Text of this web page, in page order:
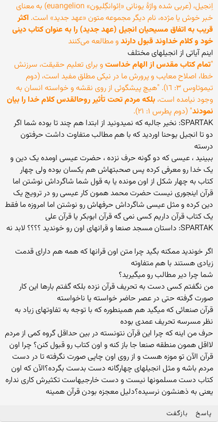
اِنجیل، (عربی شده واژهٔ یونانی «اِئوانگِلیون» euangelion) به معنای
خبر خوش یا مژده، نام دیگر مجموعه متون «عهد جدید» است. اکثر
قریب به اتفاق مسیحیان انجیل (عهد جدید) را به عنوان کتاب دینی
خود و کلام خداوند قبول دارندو مطالعه می‌کنند
اینم آیاتی از انجیلهای مختلف
"تمام کتاب مقدس از الهام خداستو برای تعليم حقيقت، سرزنش
خطا، اصلاح معايب و پرورش ما در نيکی مطلق مفيد است، (دوم
تيموتاوس ٣: ١٦). "هيچ پيشگوئی از روی نقشه و خواسته انسان به
وجود نيامده است، بلکه مردم تحت تأثير روحالقدس کلام خدا را بيان
نمودند" (دوم پطرس ١: ٢١).
SPARTAK: نخیر جالبه که نمیدونید از ابتدا هم چند تا بوده شما اگر
دو تا انجیل یوحنا اوردید که با هم مطالب متفاوت داشت حرفتون
درسته
ببینید ، عیسی که دو گونه حرف نزده ، حضرت عیسی اومده یک دین و
یک خدا رو معرفی کرده پس صحبتهاش هم یکسان بوده ولی چهار
کتاب به چهار شکل از اون مونده یا به قول شما شاگرداش نوشتن اما
قرآن اینجوری نیست حضرت محمد همون کار عیسی رو در ترویج یک
دین کرده و مثل عیسی شاگرداش حرفهاش رو نوشتن اما امروزه ما فقط
یک کتاب قرآن داریم کسی نمی گه قرآن ابوبکر یا قرآن علی
SPARTAK: داستان مسجد صنعا و قرانهای اون رو خوندید ؟؟؟؟ لابد نه
اگر خوندید ممکنه بگید چرا متن اون قرانها که همه هم دارای قدمت
زیادی هستند با هم متفاوته
شما چرا دیر مطالب رو میگیرید؟
من نگفتم کسی دست به تحریف قرآن نزده بلکه گفتم بارها این کار
صورت گرفته حتی در عصر حاضر خواسته یا ناخواسته
قرآن صنعائی که میگید هم همینطوره که با توجه به تفاوتهای زیاد به
نظر مسرسه تحریف عمدی بوده
حرف من اینه که چرا این قرآن نتونسته در بین حداقل گروه کمی از مردم
لااقل همون منطقه صنعا جا باز کنه و اون کتاب رو قبول کنن؟ چرا اون
قرآن الآن تو موزه هست و از روی اون چاپی صورت نگرفته تا در دست
مردم باشه و مثل انجیلهای چهارگانه دست بدست بگرده؟الآن که اون
کتاب دست مسلمونها نیست و دست خارجیهاست تکثیرش کاری نداره
یعنی به ذهنشون نرسیده؟دلیل معجزه بودن قرآن همینه
پاسخ بازگفت